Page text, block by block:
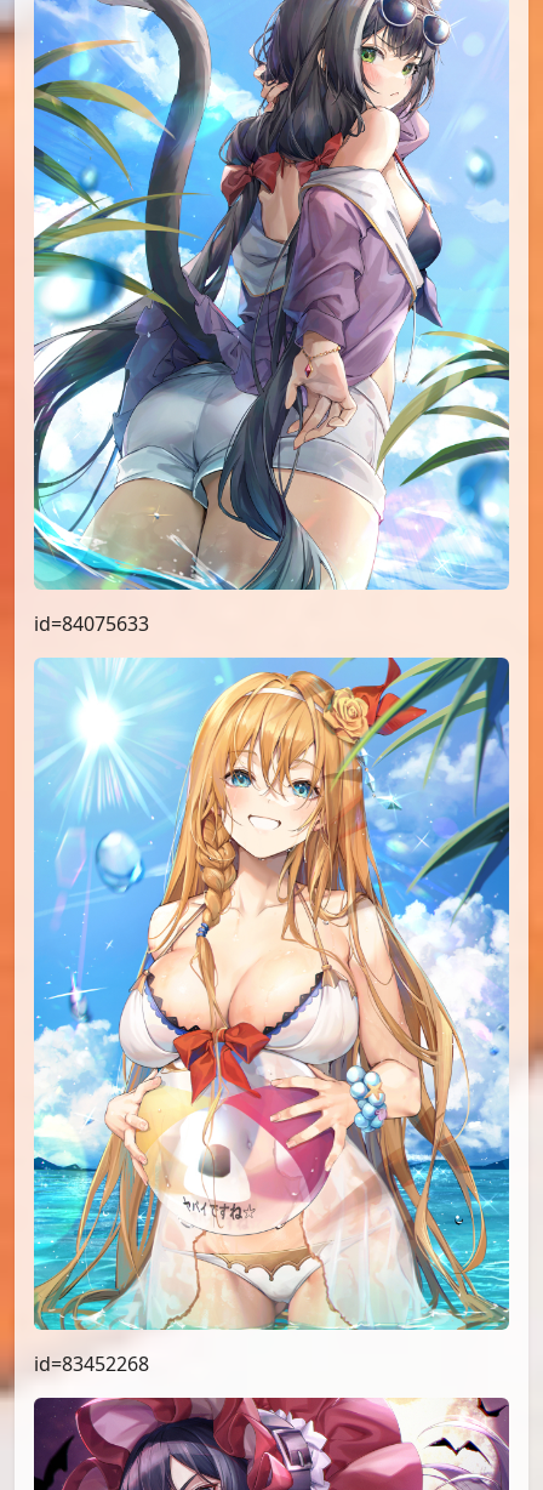
id=84075633
id=83452268